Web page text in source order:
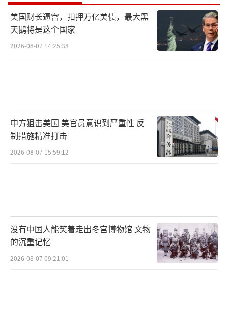
美国财长逼宫，扣押万亿美债，最大黑
天鹅将是这个国家
2026-08-07 14:25:38
中方狙击美国 美官员意识到严重性 反
制措施精准打击
2026-08-07 15:59:12
没有中国人能笑着走出冬宫博物馆 文物
的沉重记忆
2026-08-07 09:21:01